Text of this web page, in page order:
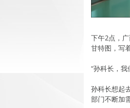
下午2点，
甘特图，写
“孙科长，
孙科长想起
部门不断加